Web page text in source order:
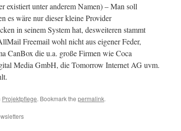
existiert unter anderem Namen) – Man soll
es wäre nur dieser kleine Provider
in seinem System hat, desweiteren stammt
Freemail wohl nicht aus eigener Feder,
CanBox die u.a. große Firmen wie Coca
Media GmbH, die Tomorrow Internet AG uvm.
Projektpflege. Bookmark the permalink.